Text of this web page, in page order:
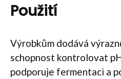
Použití
Výrobkům dodává
schopnost kontrolovat
podporuje fermentaci a